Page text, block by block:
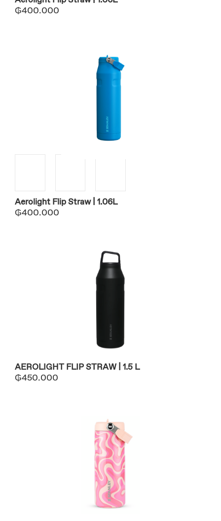
₲400.000
Aerolight Flip Straw | 1.06L
₲400.000
AEROLIGHT FLIP STRAW | 1.5 L
₲450.000